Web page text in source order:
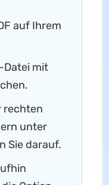
auf Ihrem
Datei mit
rechten
unter
Sie darauf.